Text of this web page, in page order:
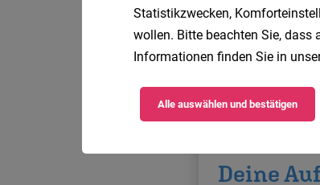
Statistikzwecken,
wollen. Bitte beachten Sie,
Informationen finden Sie in
Alle auswählen und bestätigen